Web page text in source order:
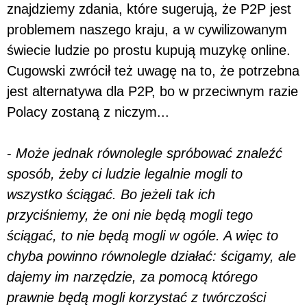
znajdziemy zdania, które sugerują, że P2P jest
problemem naszego kraju, a w cywilizowanym
świecie ludzie po prostu kupują muzykę online.
Cugowski zwrócił też uwagę na to, że potrzebna
jest alternatywa dla P2P, bo w przeciwnym razie
Polacy zostaną z niczym...
- Może jednak równolegle spróbować znaleźć
sposób, żeby ci ludzie legalnie mogli to
wszystko ściągać. Bo jeżeli tak ich
przyciśniemy, że oni nie będą mogli tego
ściągać, to nie będą mogli w ogóle. A więc to
chyba powinno równolegle działać: ścigamy, ale
dajemy im narzędzie, za pomocą którego
prawnie będą mogli korzystać z twórczości